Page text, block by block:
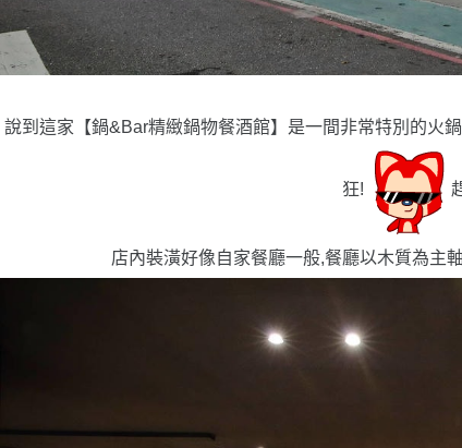
說到這家【鍋&Bar精緻鍋物餐酒館】是一間非常特別的火
狂!
店內裝潢好像自家餐廳一般,餐廳以木質為主